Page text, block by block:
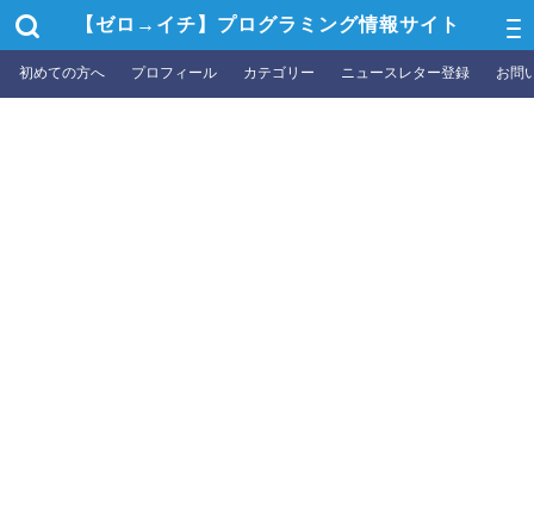
【ゼロ→イチ】プログラミング情報サイト
初めての方へ プロフィール カテゴリー ニュースレター登録 お問